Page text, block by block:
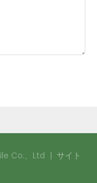
Co.、Ltd | サイト